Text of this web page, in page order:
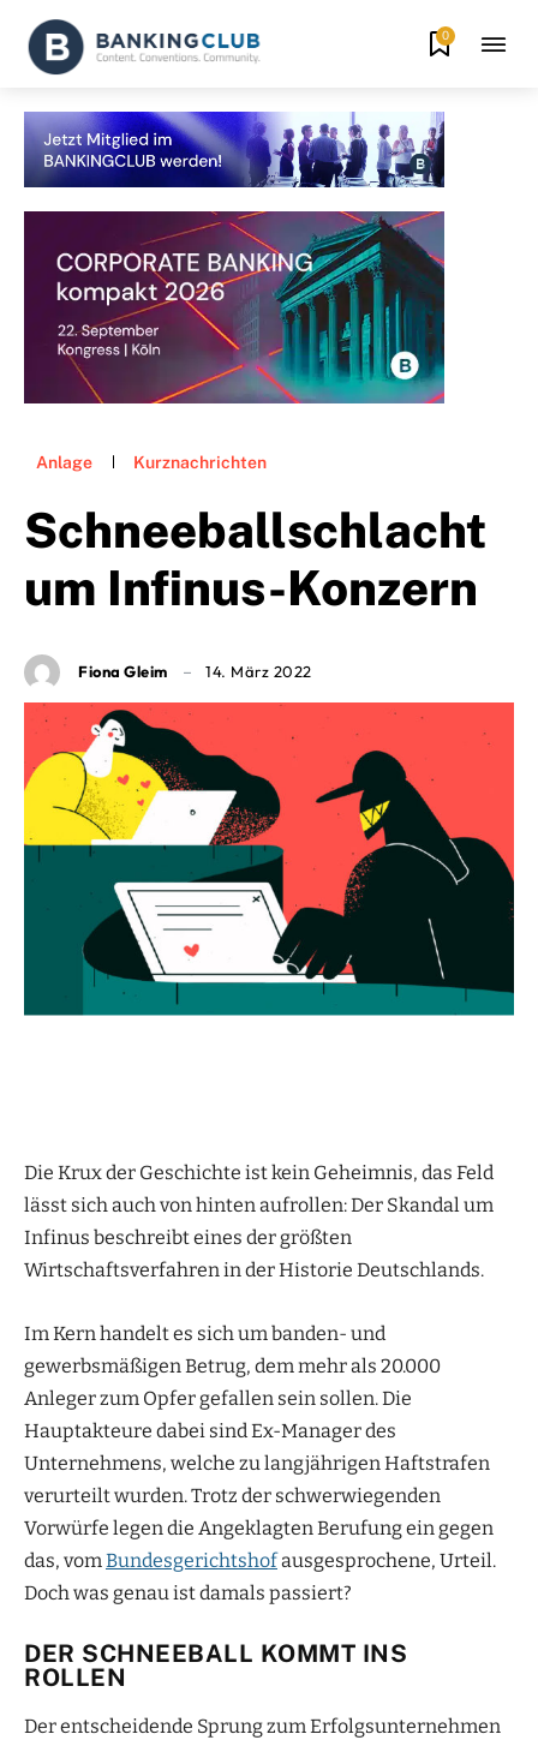
0
Anlage Kurznachrichten
Schneeballschlacht
um Infinus-Konzern
Fiona Gleim 14. März 2022
Die Krux der Geschichte ist kein Geheimnis, das Feld
lässt sich auch von hinten aufrollen: Der Skandal um
Infinus beschreibt eines der größten
Wirtschaftsverfahren in der Historie Deutschlands.
Im Kern handelt es sich um banden- und
gewerbsmäßigen Betrug, dem mehr als 20.000
Anleger zum Opfer gefallen sein sollen. Die
Hauptakteure dabei sind Ex-Manager des
Unternehmens, welche zu langjährigen Haftstrafen
verurteilt wurden. Trotz der schwerwiegenden
Vorwürfe legen die Angeklagten Berufung ein gegen
das, vomBundesgerichtshofausgesprochene, Urteil.
Doch was genau ist damals passiert?
DER SCHNEEBALL KOMMT INS
ROLLEN
Der entscheidende Sprung zum Erfolgsunternehmen